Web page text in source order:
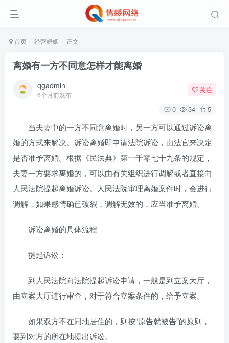
首页 经营婚姻 正文
离婚有一方不同意怎样才能离婚
qgadmin
6个月前发布
关注
0 34 5
当夫妻中的一方不同意离婚时，另一方可以通过诉讼离
婚的方式来解决。诉讼离婚即申请法院诉讼，由法官来决定
是否准予离婚。根据《民法典》第一千零七十九条的规定，
夫妻一方要求离婚的，可以由有关组织进行调解或者直接向
人民法院提起离婚诉讼。人民法院审理离婚案件时，会进行
调解，如果感情确已破裂，调解无效的，应当准予离婚。
诉讼离婚的具体流程
提起诉讼：
到人民法院向法院提起诉讼申请，一般是到立案大厅，
由立案大厅进行审查，对于符合立案条件的，给予立案。
如果双方不在同地居住的，则按“原告就被告”的原则，
要到对方的所在地提出诉讼。